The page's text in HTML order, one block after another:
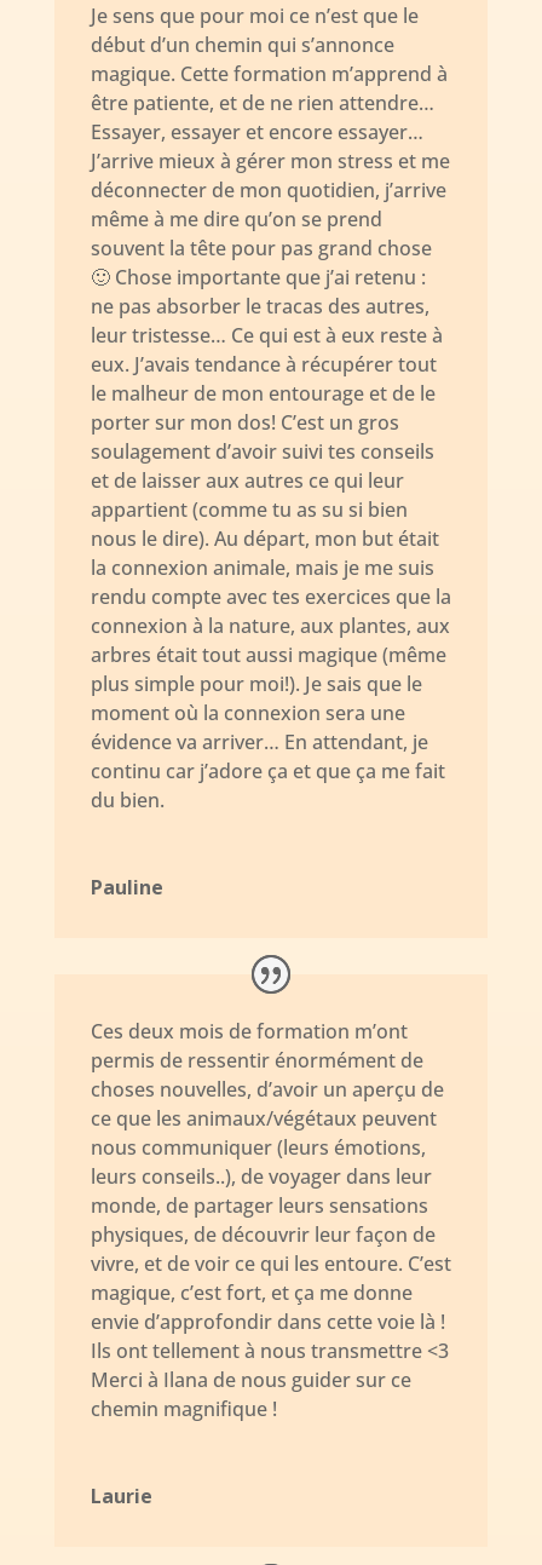
Je sens que pour moi ce n’est que le
début d’un chemin qui s’annonce
magique. Cette formation m’apprend à
être patiente, et de ne rien attendre…
Essayer, essayer et encore essayer…
J’arrive mieux à gérer mon stress et me
déconnecter de mon quotidien, j’arrive
même à me dire qu’on se prend
souvent la tête pour pas grand chose
🙂 Chose importante que j’ai retenu :
ne pas absorber le tracas des autres,
leur tristesse… Ce qui est à eux reste à
eux. J’avais tendance à récupérer tout
le malheur de mon entourage et de le
porter sur mon dos! C’est un gros
soulagement d’avoir suivi tes conseils
et de laisser aux autres ce qui leur
appartient (comme tu as su si bien
nous le dire). Au départ, mon but était
la connexion animale, mais je me suis
rendu compte avec tes exercices que la
connexion à la nature, aux plantes, aux
arbres était tout aussi magique (même
plus simple pour moi!). Je sais que le
moment où la connexion sera une
évidence va arriver… En attendant, je
continu car j’adore ça et que ça me fait
du bien.
Pauline
Ces deux mois de formation m’ont
permis de ressentir énormément de
choses nouvelles, d’avoir un aperçu de
ce que les animaux/végétaux peuvent
nous communiquer (leurs émotions,
leurs conseils..), de voyager dans leur
monde, de partager leurs sensations
physiques, de découvrir leur façon de
vivre, et de voir ce qui les entoure. C’est
magique, c’est fort, et ça me donne
envie d’approfondir dans cette voie là !
Ils ont tellement à nous transmettre <3
Merci à Ilana de nous guider sur ce
chemin magnifique !
Laurie